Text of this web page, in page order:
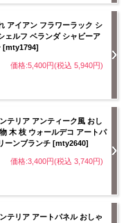
アイアン フラワーラック シ
ェルフ ベランダ シャビーア
[mty1794]
価格:5,400円(税込 5,940円)
テリア アンティーク風 おし
木 枝 ウォールデコ アートパ
ーンブランチ [mty2640]
価格:3,400円(税込 3,740円)
テリア アートパネル おしゃ